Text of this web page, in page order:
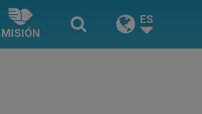
MISIÓN
ES